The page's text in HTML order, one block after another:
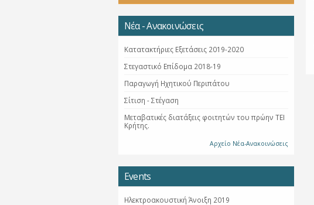
Νέα - Ανακοινώσεις
Κατατακτήριες Εξετάσεις 2019-2020
Στεγαστικό Επίδομα 2018-19
Παραγωγή Ηχητικού Περιπάτου
Σίτιση - Στέγαση
Μεταβατικές διατάξεις φοιτητών του πρώην ΤΕΙ
Κρήτης.
Αρχείο Νέα-Ανακοινώσεις
Events
Ηλεκτροακουστική Άνοιξη 2019